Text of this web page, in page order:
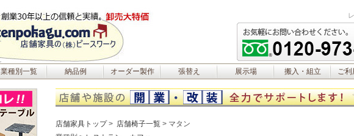
業種別一覧 納品例 オーダー製作 張替え 展示場 搬入・組立 ご利
店舗家具トップ 店舗椅子一覧
マタン